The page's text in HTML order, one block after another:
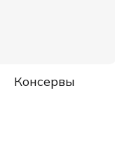
Консервы